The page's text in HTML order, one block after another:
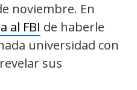
noviembre. En
al FBI de haberle
universidad con
sus